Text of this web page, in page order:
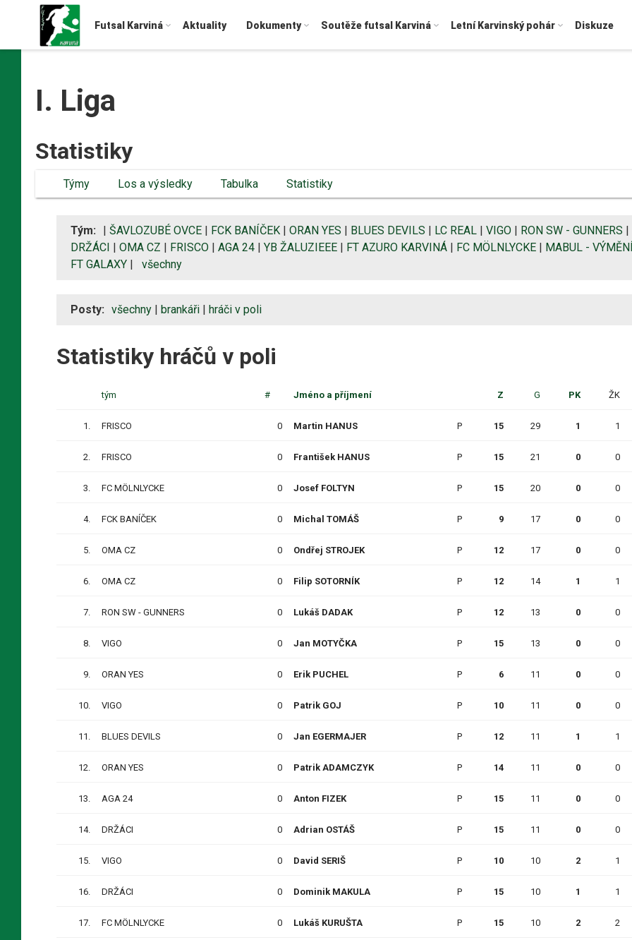
Futsal Karviná Aktuality Dokumenty Soutěže futsal Karviná Letní Karvinský pohár Diskuze
I. Liga
Statistiky
Týmy Los a výsledky Tabulka Statistiky
Tým: | ŠAVLOZUBÉ OVCE | FCK BANÍČEK | ORAN YES | BLUES DEVILS | LC REAL | VIGO | RON SW - GUNNERS |
DRŽÁCI | OMA CZ | FRISCO | AGA 24 | YB ŽALUZIEEE | FT AZURO KARVINÁ | FC MÖLNLYCKE | MABUL -
FT GALAXY | všechny
Posty: všechny | brankáři | hráči v poli
Statistiky hráčů v poli
tým # Jméno a příjmení Z G PK ŽK
1. FRISCO 0 Martin HANUS P 15 29 1 1
2. FRISCO 0 František HANUS P 15 21 0 0
3. FC MÖLNLYCKE 0 Josef FOLTYN P 15 20 0 0
4. FCK BANÍČEK 0 Michal TOMÁŠ P 9 17 0 0
5. OMA CZ 0 Ondřej STROJEK P 12 17 0 0
6. OMA CZ 0 Filip SOTORNÍK P 12 14 1 1
7. RON SW - GUNNERS 0 Lukáš DADAK P 12 13 0 0
8. VIGO 0 Jan MOTYČKA P 15 13 0 0
9. ORAN YES 0 Erik PUCHEL P 6 11 0 0
10. VIGO 0 Patrik GOJ P 10 11 0 0
11. BLUES DEVILS 0 Jan EGERMAJER P 12 11 1 1
12. ORAN YES 0 Patrik ADAMCZYK P 14 11 0 0
13. AGA 24 0 Anton FIZEK P 15 11 0 0
14. DRŽÁCI 0 Adrian OSTÁŠ P 15 11 0 0
15. VIGO 0 David SERIŠ P 10 10 2 1
16. DRŽÁCI 0 Dominik MAKULA P 15 10 1 1
17. FC MÖLNLYCKE 0 Lukáš KURUŠTA P 15 10 2 2